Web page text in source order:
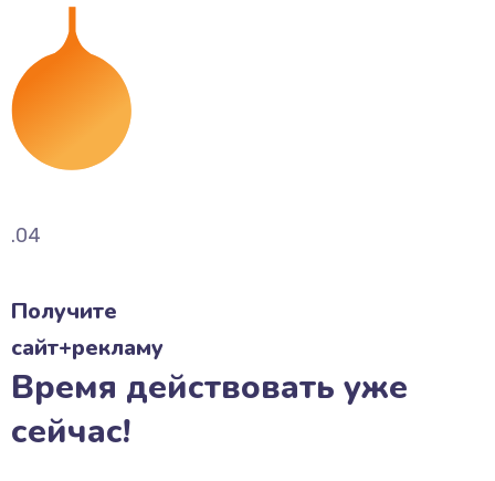
.04
Получите
сайт+рекламу
Время действовать уже
сейчас!